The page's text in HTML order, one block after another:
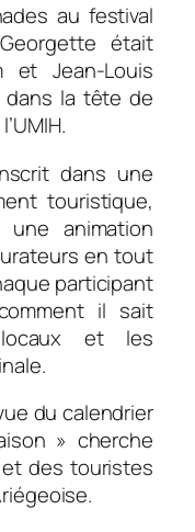
au festival
était
et Jean-Louis
dans la tête de
dans une
touristique,
animation
en tout
participant
il sait
et les
du calendrier
» cherche
des touristes